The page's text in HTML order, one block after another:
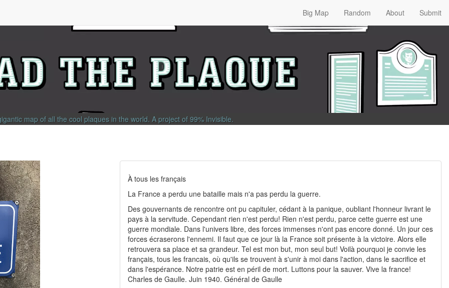
Big Map Random About Submit
map of all the cool plaques in the world. A project of 99% Invisible.
À tous les français
La France a perdu une bataille mais n'a pas perdu la guerre.
Des gouvernants de rencontre ont pu capituler, cédant à la panique, oubliant l'honneur livrant le
pays à la servitude. Cependant rien n'est perdu! Rien n'est perdu, parce cette guerre est une
guerre mondiale. Dans l'univers libre, des forces immenses n'ont pas encore donné. Un jour ces
forces écraserons l'ennemi. Il faut que ce jour là la France soit présente à la victoire. Alors elle
retrouvera sa place et sa grandeur. Tel est mon but, mon seul but! Voilà pourquoi je convie les
français, tous les francais, où qu'ils se trouvent à s'unir à moi dans l'action, dans le sacrifice et
dans l'espérance. Notre patrie est en péril de mort. Luttons pour la sauver. Vive la france!
Charles de Gaulle. Juin 1940. Général de Gaulle